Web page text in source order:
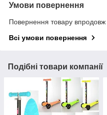
Умови повернення
Повернення товару впродовж
Всі умови повернення
Подібні товари компанії